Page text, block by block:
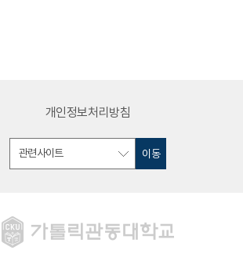
개인정보처리방침
이동